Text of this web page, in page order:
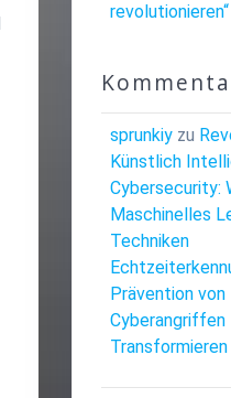
revolutionieren“
sprunkiyzu
Künstlich
Cybersecurity:
Maschinelles
Techniken
Prävention von
Cyberangriffen
Transformieren